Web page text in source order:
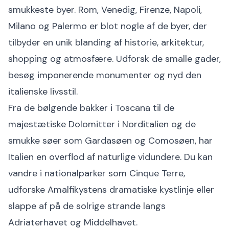
smukkeste byer. Rom, Venedig, Firenze, Napoli,
Milano og Palermo er blot nogle af de byer, der
tilbyder en unik blanding af historie, arkitektur,
shopping og atmosfære. Udforsk de smalle gader,
besøg imponerende monumenter og nyd den
italienske livsstil.
Fra de bølgende bakker i Toscana til de
majestætiske Dolomitter i Norditalien og de
smukke søer som Gardasøen og Comosøen, har
Italien en overflod af naturlige vidundere. Du kan
vandre i nationalparker som Cinque Terre,
udforske Amalfikystens dramatiske kystlinje eller
slappe af på de solrige strande langs
Adriaterhavet og Middelhavet.